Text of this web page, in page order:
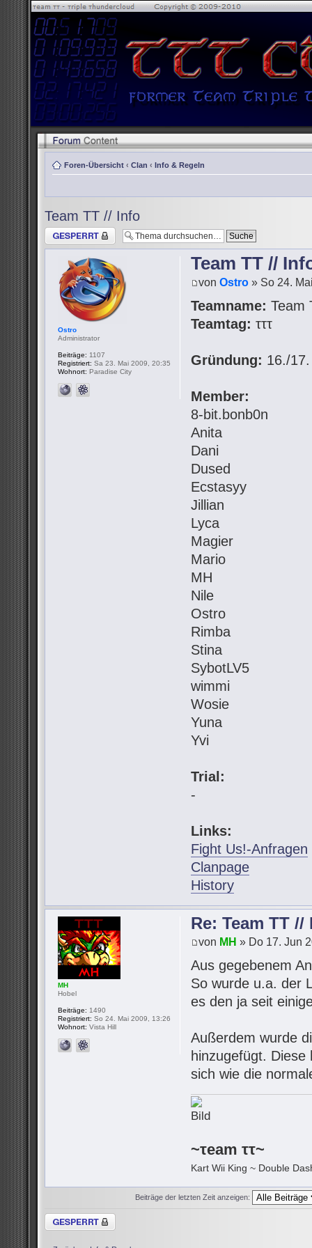
Foren-Übersicht ‹ Clan ‹ Info & Regeln
Team TT // Info
Thema gesperrt
Team TT //
vonOstro » So 24.
Teamname: Team
Teamtag: τττ
Gründung: 16./
Member:
8-bit.bonb0n
Anita
Dani
Dused
Ecstasyy
Jillian
Lyca
Magier
Mario
MH
Nile
Ostro
Rimba
Stina
SybotLV5
wimmi
Wosie
Yuna
Yvi
Trial:
-
Links:
Fight Us!-Anfragen
Clanpage
History
Ostro
Administrator
Beiträge: 1107
Registriert: Sa 23. Mai 2009, 20:35
Wohnort: Paradise City
Re: Team TT //
von MH » Do 17. Jun
Aus gegebenem
So wurde u.a. der
es den ja seit
Außerdem wurde
hinzugefügt. Diese
sich wie die
~τeam ττ~
Kart Wii King ~ Double
MH
Hobel
Beiträge: 1490
Registriert: So 24. Mai 2009, 13:26
Wohnort: Vista Hill
Beiträge der letzten Zeit anzeigen:
Thema gesperrt